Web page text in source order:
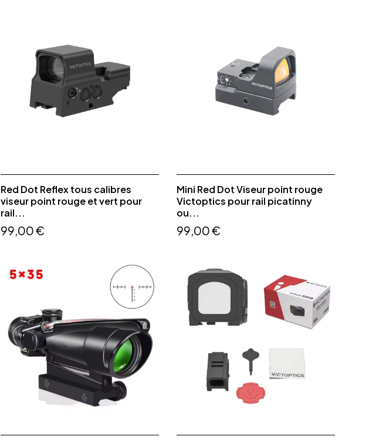
Red Dot Reflex tous calibres
viseur point rouge et vert pour
rail...
99,00 €
Mini Red Dot Viseur point rouge
Victoptics pour rail picatinny
ou...
99,00 €